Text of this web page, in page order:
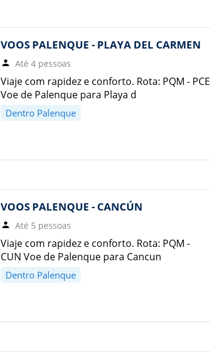
VOOS PALENQUE - PLAYA DEL CARMEN
Até 4 pessoas
Viaje com rapidez e conforto. Rota: PQM - PCE
Voe de Palenque para Playa d
Dentro Palenque
VOOS PALENQUE - CANCÚN
Até 5 pessoas
Viaje com rapidez e conforto. Rota: PQM -
CUN Voe de Palenque para Cancun
Dentro Palenque